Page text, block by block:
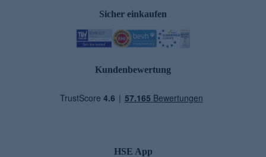
Sicher einkaufen
Kundenbewertung
HSE App